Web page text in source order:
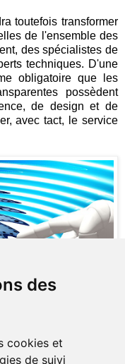
des
cookies et
de suivi
toutefois transformer
de l'ensemble des
des spécialistes de
techniques. D'une
obligatoire que les
possèdent
de design et de
avec tact, le service